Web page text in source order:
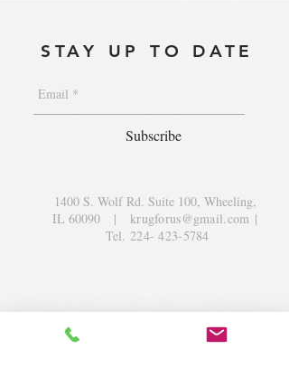
STAY UP TO DATE
Subscribe
1400 S. Wolf Rd. Suite 100, Wheeling,
IL 60090 |krugforus@gmail.com |
Tel.224- 423-5784